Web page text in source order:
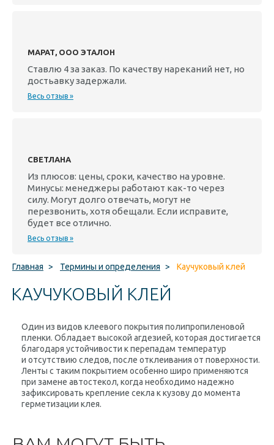
МАРАТ, ООО ЭТАЛОН
Ставлю 4 за заказ. По качеству нареканий нет, но
достьавку задержали.
Весь отзыв »
СВЕТЛАНА
Из плюсов: цены, сроки, качество на уровне.
Минусы: менеджеры работают как-то через
силу. Могут долго отвечать, могут не
перезвонить, хотя обещали. Если исправите,
будет все отлично.
Весь отзыв »
Главная > Термины и определения > Каучуковый клей
КАУЧУКОВЫЙ КЛЕЙ
Один из видов клеевого покрытия полипропиленовой
пленки. Обладает высокой агдезией, которая достигается
благодаря устойчивости к перепадам температур
и отсутствию следов, после отклеивания от поверхности.
Ленты с таким покрытием особенно широ применяются
при замене автостекол, когда необходимо надежно
зафиксировать крепление секла к кузову до момента
герметизации клея.